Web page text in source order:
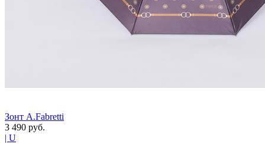
Зонт A.Fabretti
3 490 руб.
| U